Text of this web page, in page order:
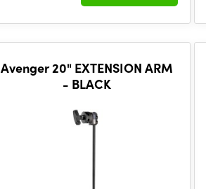
Avenger 20" EXTENSION ARM
- BLACK